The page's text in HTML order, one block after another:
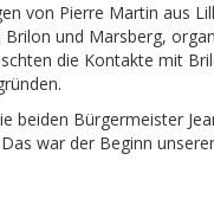
von Pierre Martin aus
Brilon und Marsberg,
die Kontakte mit
beiden Bürgermeister
war der Beginn